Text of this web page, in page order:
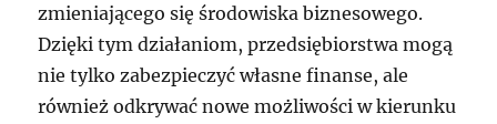
zmieniającego się środowiska biznesowego.
Dzięki tym działaniom, przedsiębiorstwa mogą
nie tylko zabezpieczyć własne finanse, ale
również odkrywać nowe możliwości w kierunku